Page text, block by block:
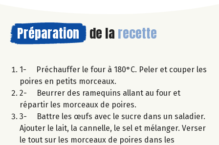
Préparation de la recette
1- Préchauffer le four à 180°C. Peler et couper les
poires en petits morceaux.
2- Beurrer des ramequins allant au four et
répartir les morceaux de poires.
3- Battre les œufs avec le sucre dans un saladier.
Ajouter le lait, la cannelle, le sel et mélanger. Verser
le tout sur les morceaux de poires dans les